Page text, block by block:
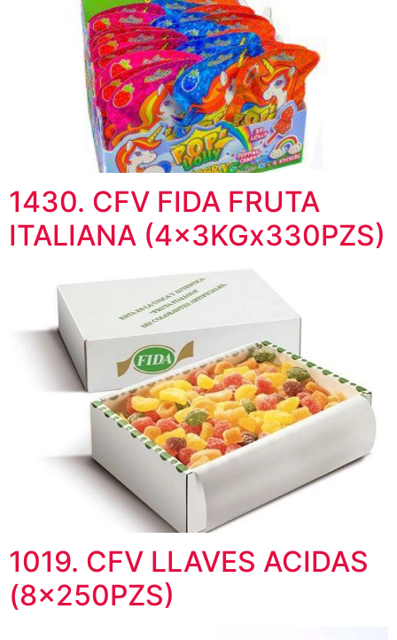
1430. CFV FIDA FRUTA
ITALIANA (4x3KGx330PZS)
1019. CFV LLAVES ACIDAS
(8x250PZS)